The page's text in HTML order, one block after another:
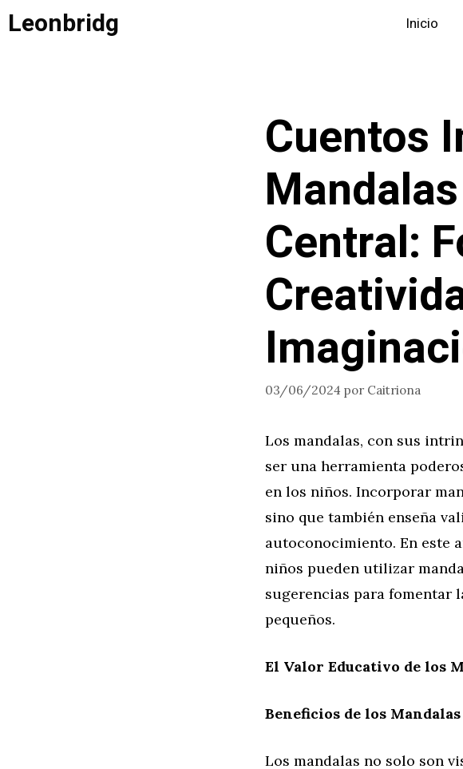
Saltar
alLeonbridg Inicio
Cuentos
Central:
03/06/2024 por Caitriona
Los mandalas, con sus
ser una herramienta
en los niños. Incorporar
sino que también enseña
autoconocimiento. En este
niños pueden utilizar
sugerencias para fomentar
pequeños.
El Valor Educativo de los
Beneficios de los
Los mandalas no solo son